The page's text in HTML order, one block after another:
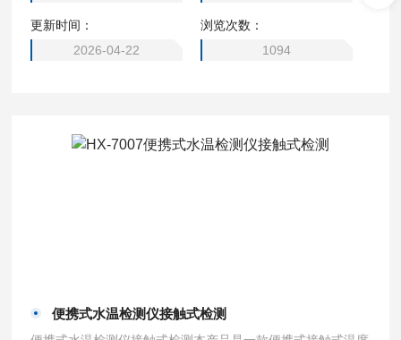
更新时间：
2026-04-22
浏览次数：
1094
便携式水温检测仪接触式检测